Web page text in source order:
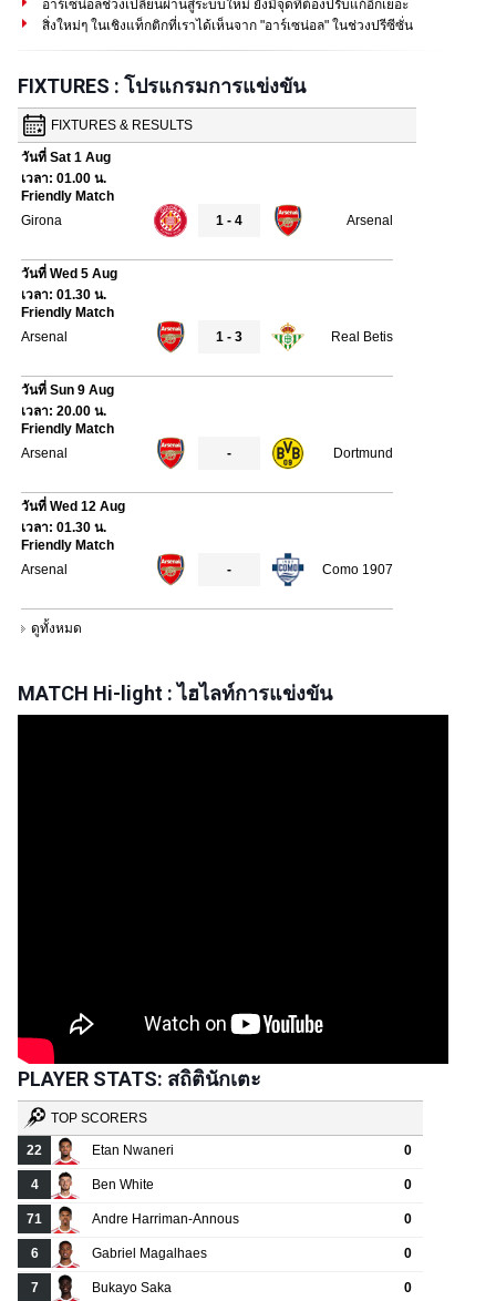
อาร์เซน่อลช่วงเปลี่ยนผ่านสู่ระบบใหม่ ยังมีจุดที่ต้องปรับแก้อีกเยอะ
สิ่งใหม่ๆ ในเชิงแท็กติกที่เราได้เห็นจาก "อาร์เซน่อล" ในช่วงปรีซีซั่น
FIXTURES : โปรแกรมการแข่งขัน
MATCH Hi-light : ไฮไลท์การแข่งขัน
PLAYER STATS: สถิตินักเตะ